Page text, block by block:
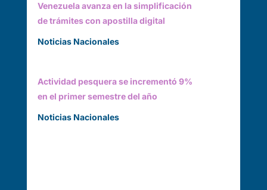
Venezuela avanza en la simplificación
de trámites con apostilla digital
Noticias Nacionales
Actividad pesquera se incrementó 9%
en el primer semestre del año
Noticias Nacionales